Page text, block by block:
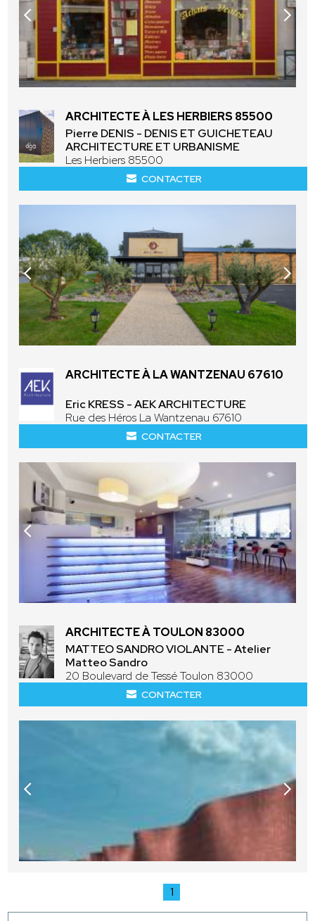
ARCHITECTE À LES HERBIERS 85500
Pierre DENIS - DENIS ET GUICHETEAU
ARCHITECTURE ET URBANISME
Les Herbiers 85500
CONTACTER
ARCHITECTE À LA WANTZENAU 67610
Eric KRESS - AEK ARCHITECTURE
Rue des Héros La Wantzenau 67610
CONTACTER
ARCHITECTE À TOULON 83000
MATTEO SANDRO VIOLANTE - Atelier
Matteo Sandro
20 Boulevard de Tessé Toulon 83000
CONTACTER
1